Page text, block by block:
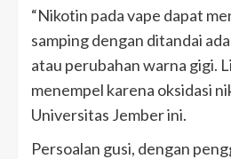
“Nikotin pada vape dapat
samping dengan ditandai
atau perubahan warna gigi.
menempel karena oksidasi
Universitas Jember ini.
Persoalan gusi, dengan